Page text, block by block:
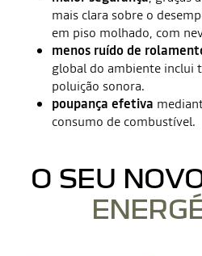
mais clara sobre o
em piso molhado, com
menos ruído de
global do ambiente inclui
poluição sonora.
poupança efetiva
consumo de combustível.
O SEU